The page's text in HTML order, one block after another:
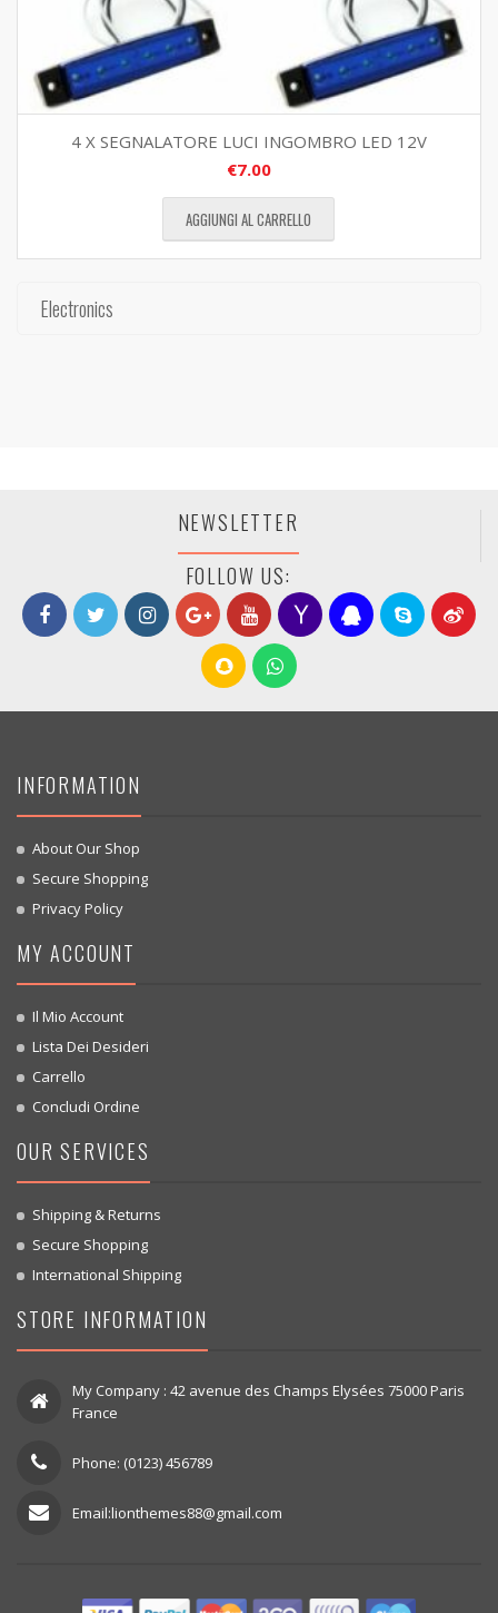
4 X SEGNALATORE LUCI INGOMBRO LED 12V
€7.00
AGGIUNGI AL CARRELLO
Electronics
NEWSLETTER
FOLLOW US:
INFORMATION
About Our Shop
Secure Shopping
Privacy Policy
MY ACCOUNT
Il Mio Account
Lista Dei Desideri
Carrello
Concludi Ordine
OUR SERVICES
Shipping & Returns
Secure Shopping
International Shipping
STORE INFORMATION
My Company : 42 avenue des Champs Elysées 75000 Paris
France
Phone: (0123) 456789
Email:lionthemes88@gmail.com